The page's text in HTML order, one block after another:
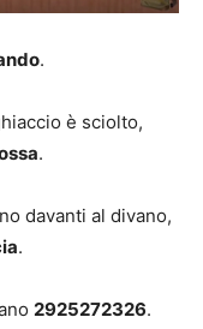
.
è sciolto,
.
davanti al divano,
.
2925272326.